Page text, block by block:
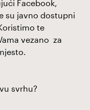
Facebook,
su javno dostupni
te
vezano za
svrhu?